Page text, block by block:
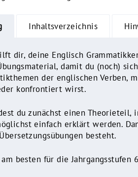
dir, deine Englisch
damit du (noch)
der englischen Verben,
konfrontiert wirst.
du zunächst einen Theorieteil,
einfach erklärt werden.
besteht.
besten für die Jahrgangsstufen
Inhaltsverzeichnis